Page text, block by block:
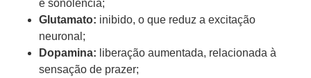
e sonolência;
Glutamato: inibido, o que reduz a excitação
neuronal;
Dopamina: liberação aumentada, relacionada à
sensação de prazer;